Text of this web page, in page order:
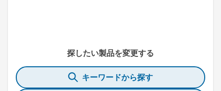
探したい製品を変更する
キーワードから探す